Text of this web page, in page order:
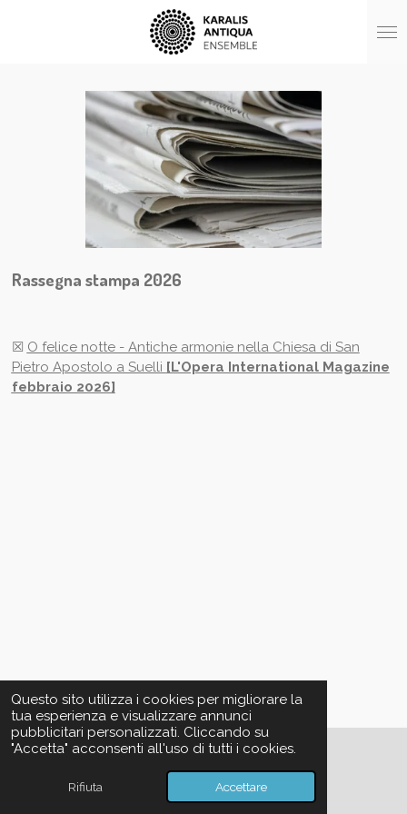
Questo sito utilizza i cookies per migliorare la
tua esperienza e visualizzare annunci
pubblicitari personalizzati. Cliccando su
"Accetta" acconsenti all'uso di tutti i cookies.
Rifiuta Accettare
Rassegna stampa 2026
☒ O felice notte - Antiche armonie nella Chiesa di San
Pietro Apostolo a Suelli [L'Opera International Magazine
febbraio 2026]